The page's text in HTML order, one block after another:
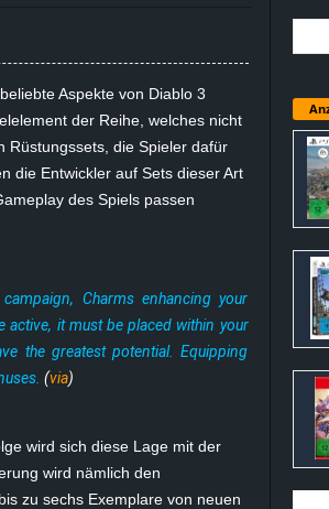
Aspekte von Diablo 3
der Reihe, welches nicht
Rüstungssets, die Spieler dafür
die Entwickler auf Sets dieser Art
des Spiels passen
Charms enhancing your
it must be placed within your
the greatest potential. Equipping
(via)
wird sich diese Lage mit der
wird nämlich den
zu sechs Exemplare von neuen